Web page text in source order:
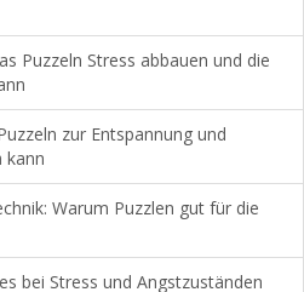
Puzzeln Stress abbauen und die
zur Entspannung und
kann
Warum Puzzlen gut für die
bei Stress und Angstzuständen